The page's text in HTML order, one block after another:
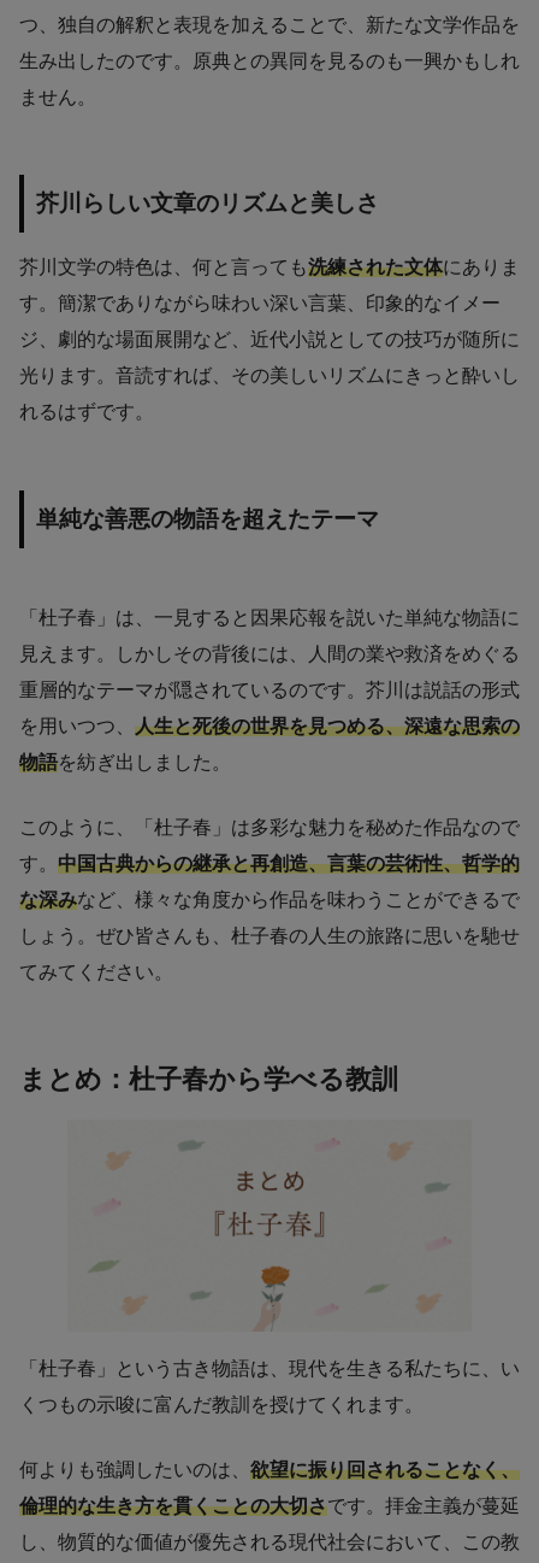
つ、独自の解釈と表現を加えることで、新たな文学作品を
生み出したのです。原典との異同を見るのも一興かもしれ
ません。
芥川らしい文章のリズムと美しさ
芥川文学の特色は、何と言っても洗練された文体にありま
す。簡潔でありながら味わい深い言葉、印象的なイメー
ジ、劇的な場面展開など、近代小説としての技巧が随所に
光ります。音読すれば、その美しいリズムにきっと酔いし
れるはずです。
単純な善悪の物語を超えたテーマ
「杜子春」は、一見すると因果応報を説いた単純な物語に
見えます。しかしその背後には、人間の業や救済をめぐる
重層的なテーマが隠されているのです。芥川は説話の形式
を用いつつ、 人生と死後の世界を見つめる、深遠な思索の
物語を紡ぎ出しました。
このように、「杜子春」は多彩な魅力を秘めた作品なので
す。 中国古典からの継承と再創造、言葉の芸術性、哲学的
な深みなど、様々な角度から作品を味わうことができるで
しょう。ぜひ皆さんも、杜子春の人生の旅路に思いを馳せ
てみてください。
まとめ：杜子春から学べる教訓
「杜子春」という古き物語は、現代を生きる私たちに、い
くつもの示唆に富んだ教訓を授けてくれます。
何よりも強調したいのは、 欲望に振り回されることなく、
倫理的な生き方を貫くことの大切さです。拝金主義が蔓延
し、物質的な価値が優先される現代社会において、この教